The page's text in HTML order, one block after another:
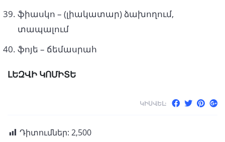
ֆիասկո – (լիակատար) ձախողում,
տապալում
ֆոյե – ճեմասրահ
ԼԵԶՎԻ ԿՈՄԻՏԵ
ԿԻՍՎԵԼ:
Դիտումներ: 2,500